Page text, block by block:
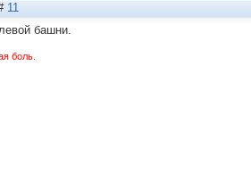
11
башни.
боль.